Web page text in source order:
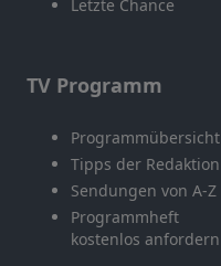
Letzte Chance
TV Programm
Programmübersicht
Tipps der Redaktion
Sendungen von A-Z
Programmheft
kostenlos anfordern